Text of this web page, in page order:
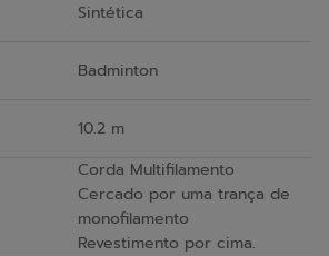
Sintética
Badminton
10.2 m
Corda Multifilamento
Cercado por uma trança de
monofilamento
Revestimento por cima.